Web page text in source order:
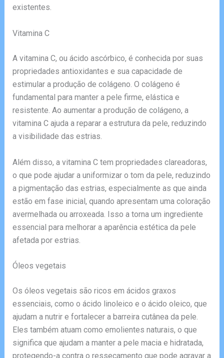
existentes.
Vitamina C
A vitamina C, ou ácido ascórbico, é conhecida por suas
propriedades antioxidantes e sua capacidade de
estimular a produção de colágeno. O colágeno é
fundamental para manter a pele firme, elástica e
resistente. Ao aumentar a produção de colágeno, a
vitamina C ajuda a reparar a estrutura da pele, reduzindo
a visibilidade das estrias.
Além disso, a vitamina C tem propriedades clareadoras,
o que pode ajudar a uniformizar o tom da pele, reduzindo
a pigmentação das estrias, especialmente as que ainda
estão em fase inicial, quando apresentam uma coloração
avermelhada ou arroxeada. Isso a torna um ingrediente
essencial para melhorar a aparência estética da pele
afetada por estrias.
Óleos vegetais
Os óleos vegetais são ricos em ácidos graxos
essenciais, como o ácido linoleico e o ácido oleico, que
ajudam a nutrir e fortalecer a barreira cutânea da pele.
Eles também atuam como emolientes naturais, o que
significa que ajudam a manter a pele macia e hidratada,
protegendo-a contra o ressecamento que pode agravar a